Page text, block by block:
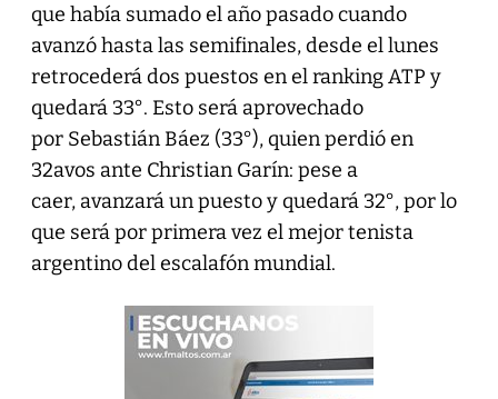
que había sumado el año pasado cuando
avanzó hasta las semifinales, desde el lunes
retrocederá dos puestos en el ranking ATP y
quedará 33°. Esto será aprovechado
por Sebastián Báez (33°), quien perdió en
32avos ante Christian Garín: pese a
caer, avanzará un puesto y quedará 32°, por lo
que será por primera vez el mejor tenista
argentino del escalafón mundial.